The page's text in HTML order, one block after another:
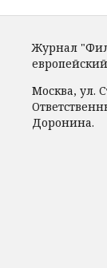
Журнал
Москва, ул.
Доронина.